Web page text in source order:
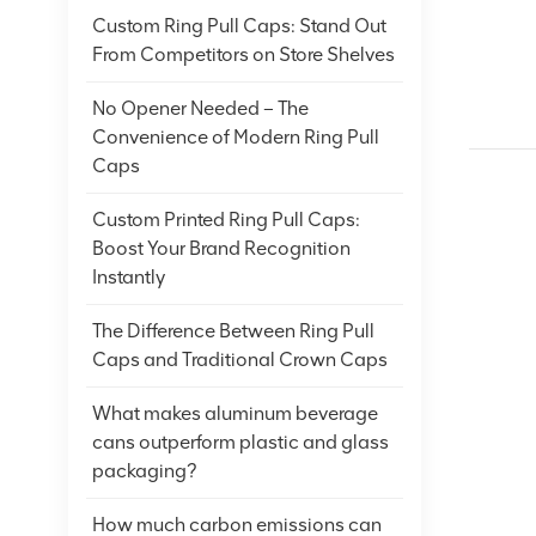
Custom Ring Pull Caps: Stand Out
From Competitors on Store Shelves
No Opener Needed – The
Convenience of Modern Ring Pull
Caps
Custom Printed Ring Pull Caps:
Boost Your Brand Recognition
Instantly
The Difference Between Ring Pull
Caps and Traditional Crown Caps
What makes aluminum beverage
cans outperform plastic and glass
packaging?
How much carbon emissions can